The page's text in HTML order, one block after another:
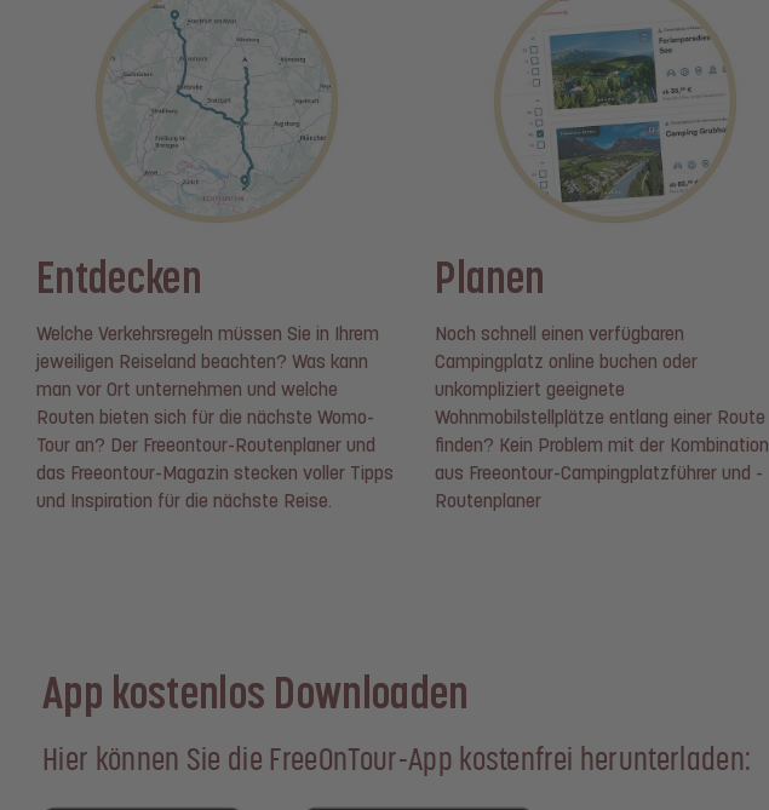
Entdecken
Welche Verkehrsregeln müssen Sie in Ihrem
jeweiligen Reiseland beachten? Was kann
man vor Ort unternehmen und welche
Routen bieten sich für die nächste Womo-
Tour an? Der Freeontour-Routenplaner und
das Freeontour-Magazin stecken voller Tipps
und Inspiration für die nächste Reise.
Planen
Noch schnell einen verfügbaren
Campingplatz online buchen oder
unkompliziert geeignete
Wohnmobilstellplätze entlang einer Route
finden? Kein Problem mit der Kombination
aus Freeontour-Campingplatzführer und -
Routenplaner
App kostenlos Downloaden
Hier können Sie die FreeOnTour-App kostenfrei herunterladen: